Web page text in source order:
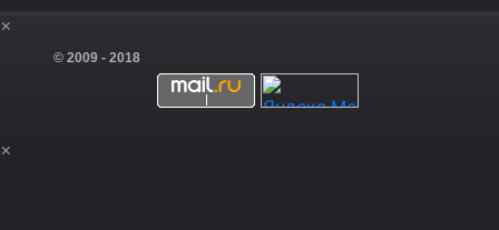
×
© 2009 - 2018
×